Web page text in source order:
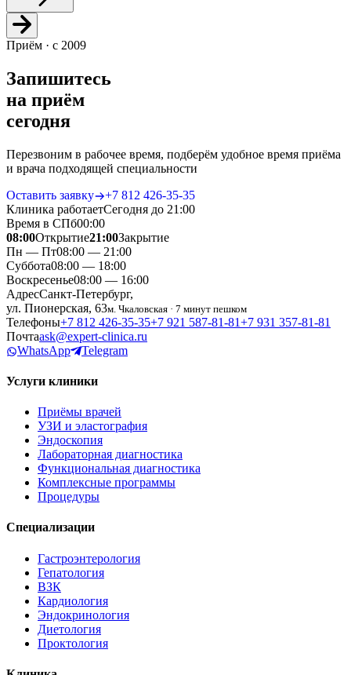
Приём · с 2009
Запишитесь
на приём
сегодня
Перезвоним в рабочее время, подберём удобное время приёма
и врача подходящей специальности
Оставить заявку
+7 812 426‑35‑35
Клиника работаетСегодня до 21:00
Время в СПб00:00
08:00Открытие21:00Закрытие
Пн — Пт08:00 — 21:00
Суббота08:00 — 18:00
Воскресенье08:00 — 16:00
АдресСанкт-Петербург,
ул. Пионерская, 63м. Чкаловская · 7 минут пешком
Телефоны+7 812 426‑35‑35+7 921 587‑81‑81+7 931 357‑81‑81
Почтаask@expert-clinica.ru
WhatsApp
Telegram
Услуги клиники
Приёмы врачей
УЗИ и эластография
Эндоскопия
Лабораторная диагностика
Функциональная диагностика
Комплексные программы
Процедуры
Специализации
Гастроэнтерология
Гепатология
ВЗК
Кардиология
Эндокринология
Диетология
Проктология